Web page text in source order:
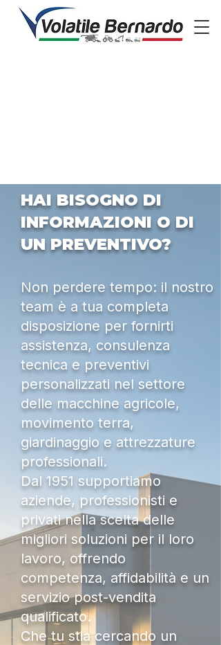
HAI BISOGNO DI
INFORMAZIONI O DI
UN PREVENTIVO?
Non perdere tempo: il nostro
team è a tua completa
disposizione per fornirti
assistenza, consulenza
tecnica e preventivi
personalizzati nel settore
delle macchine agricole,
movimento terra,
giardinaggio e attrezzature
professionali.
Dal 1951 supportiamo
aziende, professionisti e
privati nella scelta delle
migliori soluzioni per il loro
lavoro, offrendo
competenza, affidabilità e un
servizio post-vendita
qualificato.
Che tu stia cercando un